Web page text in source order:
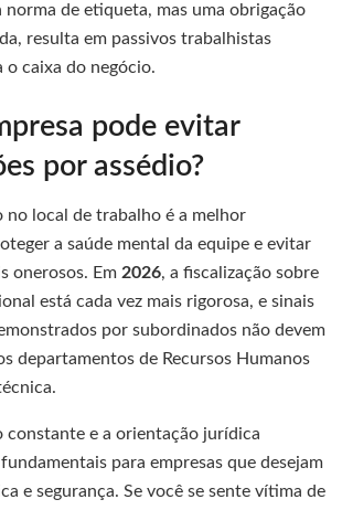
norma de etiqueta, mas uma obrigação
resulta em passivos trabalhistas
o caixa do negócio.
pode evitar
por assédio?
no local de trabalho é a melhor
a saúde mental da equipe e evitar
onerosos. Em 2026, a fiscalização sobre
está cada vez mais rigorosa, e sinais
por subordinados não devem
departamentos de Recursos Humanos
e a orientação jurídica
para empresas que desejam
e segurança. Se você se sente vítima de